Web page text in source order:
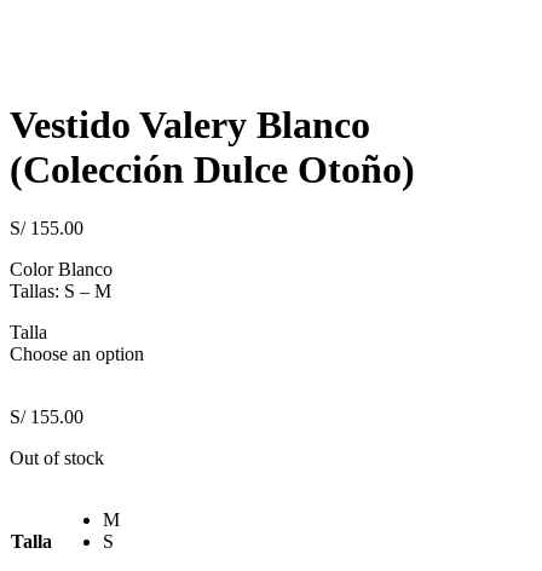
Vestido Valery Blanco
(Colección Dulce Otoño)
S/155.00
Color Blanco
Tallas: S – M
Talla
Choose an option
S/155.00
Out of stock
Talla
M
S